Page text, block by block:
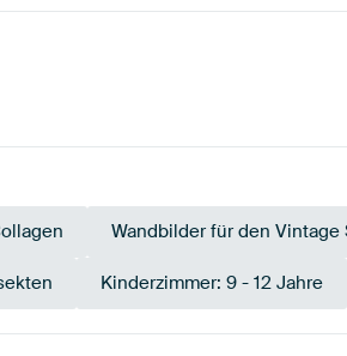
Wandbilder für den Vintage
Kinderzimmer: 9 - 12 Jahre